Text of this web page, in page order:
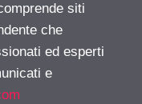
siti
che
ed esperti
e